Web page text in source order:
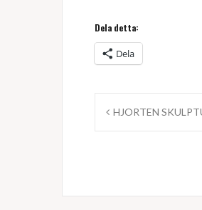
Dela detta:
Dela
HJORTEN